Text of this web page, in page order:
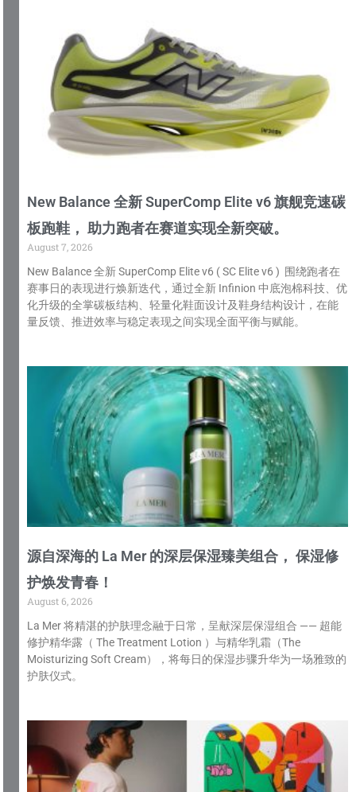
New Balance 全新 SuperComp Elite v6 旗舰竞速碳
板跑鞋， 助力跑者在赛道实现全新突破。
August 7, 2026
New Balance 全新 SuperComp Elite v6 ( SC Elite v6 ) 围绕跑者在
赛事日的表现进行焕新迭代，通过全新 Infinion 中底泡棉科技、优
化升级的全掌碳板结构、轻量化鞋面设计及鞋身结构设计，在能
量反馈、推进效率与稳定表现之间实现全面平衡与赋能。
源自深海的 La Mer 的深层保湿臻美组合， 保湿修
护焕发青春！
August 6, 2026
La Mer 将精湛的护肤理念融于日常，呈献深层保湿组合 —— 超能
修护精华露（ The Treatment Lotion ）与精华乳霜（The
Moisturizing Soft Cream），将每日的保湿步骤升华为一场雅致的
护肤仪式。